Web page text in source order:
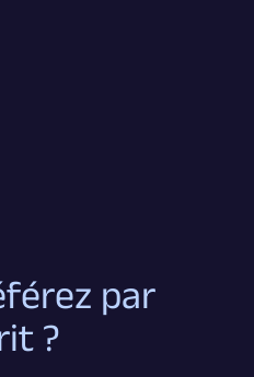
par
?